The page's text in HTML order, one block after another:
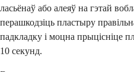
ласьёнаў або алеяў на гэтай
перашкодзіць пластыру
падкладку і моцна прыцісніце
10 секунд.